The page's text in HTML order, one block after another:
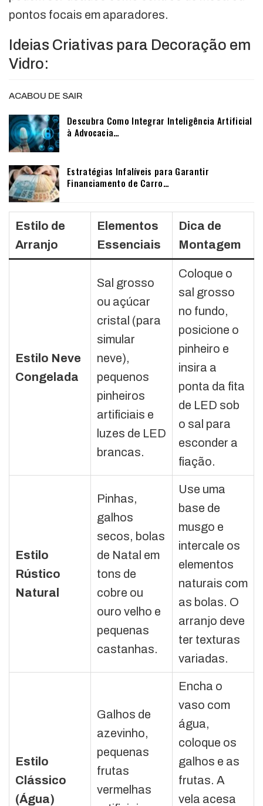
pontos focais em aparadores.
Ideias Criativas para Decoração em
Vidro:
ACABOU DE SAIR
Descubra Como Integrar Inteligência Artificial
à Advocacia…
Estratégias Infalíveis para Garantir
Financiamento de Carro…
Estilo de
Arranjo
Elementos
Essenciais
Dica de
Montagem
Estilo Neve
Congelada
Sal grosso
ou açúcar
cristal (para
simular
neve),
pequenos
pinheiros
artificiais e
luzes de LED
brancas.
Coloque o
sal grosso
no fundo,
posicione o
pinheiro e
insira a
ponta da fita
de LED sob
o sal para
esconder a
fiação.
Estilo
Rústico
Natural
Pinhas,
galhos
secos, bolas
de Natal em
tons de
cobre ou
ouro velho e
pequenas
castanhas.
Use uma
base de
musgo e
intercale os
elementos
naturais com
as bolas. O
arranjo deve
ter texturas
variadas.
Estilo
Clássico
(Água)
Galhos de
azevinho,
pequenas
frutas
vermelhas
Encha o
vaso com
água,
coloque os
galhos e as
frutas. A
vela acesa